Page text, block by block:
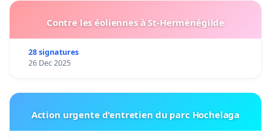
Contre les éoliennes à St-Herménégilde
28 signatures
26 Dec 2025
Action urgente d'entretien du parc Hochelaga